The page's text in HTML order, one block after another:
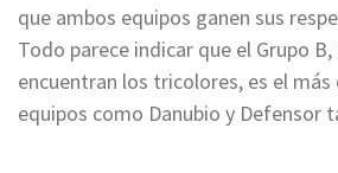
que ambos equipos ganen sus
Todo parece indicar que el Grupo
encuentran los tricolores, es el más
equipos como Danubio y Defensor